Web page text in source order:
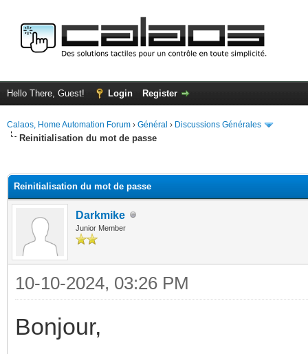
Hello There, Guest! Login Register
Calaos, Home Automation Forum › Général › Discussions Générales
Reinitialisation du mot de passe
Reinitialisation du mot de passe
Darkmike
Junior Member
10-10-2024, 03:26 PM
Bonjour,